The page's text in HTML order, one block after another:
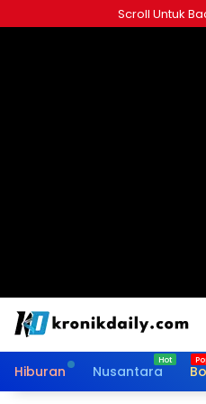
ke
Scroll Untuk
Hiburan Nusantara